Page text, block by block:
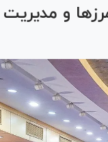
و مدیریت